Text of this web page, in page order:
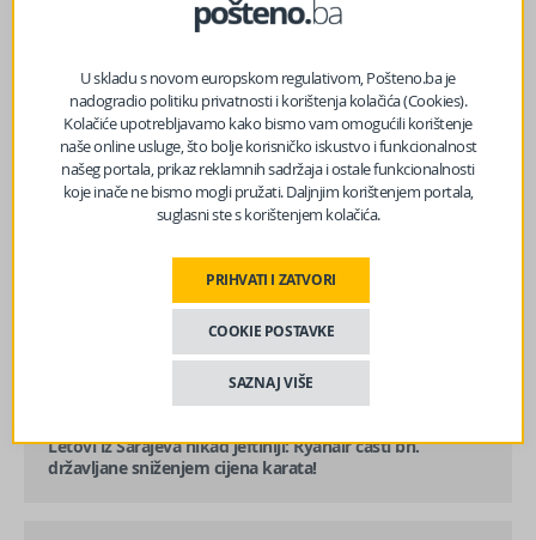
Letovi iz Sarajeva nikad jeftiniji: Ryanair časti bh.
državljane sniženjem cijena karata!
U skladu s novom europskom regulativom, Pošteno.ba je
nadogradio politiku privatnosti i korištenja kolačića (Cookies).
Kolačiće upotrebljavamo kako bismo vam omogućili korištenje
naše online usluge, što bolje korisničko iskustvo i funkcionalnost
našeg portala, prikaz reklamnih sadržaja i ostale funkcionalnosti
koje inače ne bismo mogli pružati. Daljnjim korištenjem portala,
suglasni ste s korištenjem kolačića.
PRIHVATI I ZATVORI
COOKIE POSTAVKE
SAZNAJ VIŠE